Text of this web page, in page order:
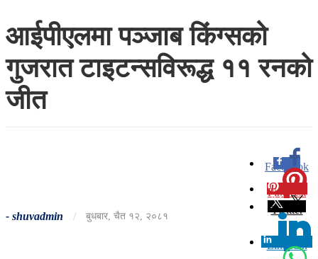
आईपीएलमा पञ्जाब किंग्सको
गुजरात टाइटन्सविरूद्ध ११ रनको
जीत
- shuvadmin / बुधबार, चैत १२, २०८१
Facebook
0
Pinterest
Twitter
Linkedin
0